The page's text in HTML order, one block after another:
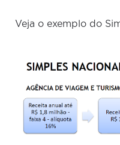
Veja o exemplo do